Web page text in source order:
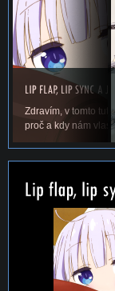
Zdravím, v tomto
proč a kdy nám